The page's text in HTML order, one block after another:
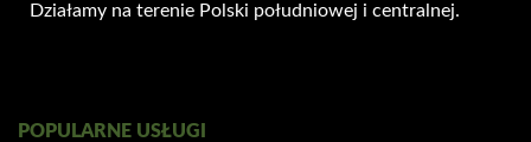
Działamy na terenie Polski południowej i centralnej.
POPULARNE USŁUGI